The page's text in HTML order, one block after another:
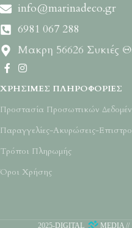
info@marinadeco.gr
6981 067 288
Μακρη 56626 Συκιές
ΧΡΉΣΙΜΕΣ ΠΛΗΡΟΦΟΡΊΕΣ
Προστασία Προσωπικών
Παραγγελίες-Ακυρώσεις-
Τρόποι Πληρωμής
Όροι Χρήσης
2025-DIGITAL MEDIA //